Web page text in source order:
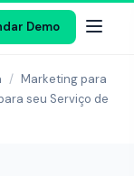
Demo
/ Marketing para
seu Serviço de